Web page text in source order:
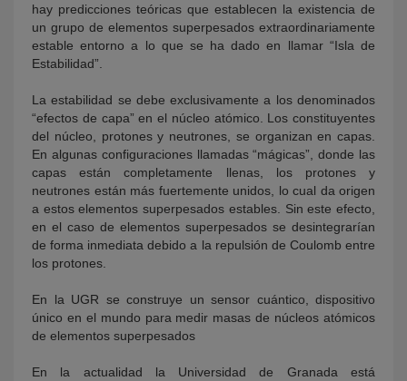
hay predicciones teóricas que establecen la existencia de
un grupo de elementos superpesados extraordinariamente
estable entorno a lo que se ha dado en llamar “Isla de
Estabilidad”.
La estabilidad se debe exclusivamente a los denominados
“efectos de capa” en el núcleo atómico. Los constituyentes
del núcleo, protones y neutrones, se organizan en capas.
En algunas configuraciones llamadas “mágicas”, donde las
capas están completamente llenas, los protones y
neutrones están más fuertemente unidos, lo cual da origen
a estos elementos superpesados estables. Sin este efecto,
en el caso de elementos superpesados se desintegrarían
de forma inmediata debido a la repulsión de Coulomb entre
los protones.
En la UGR se construye un sensor cuántico, dispositivo
único en el mundo para medir masas de núcleos atómicos
de elementos superpesados
En la actualidad la Universidad de Granada está